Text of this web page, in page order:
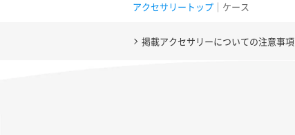
アクセサリートップ ｜ケース
掲載アクセサリーについての注意事項